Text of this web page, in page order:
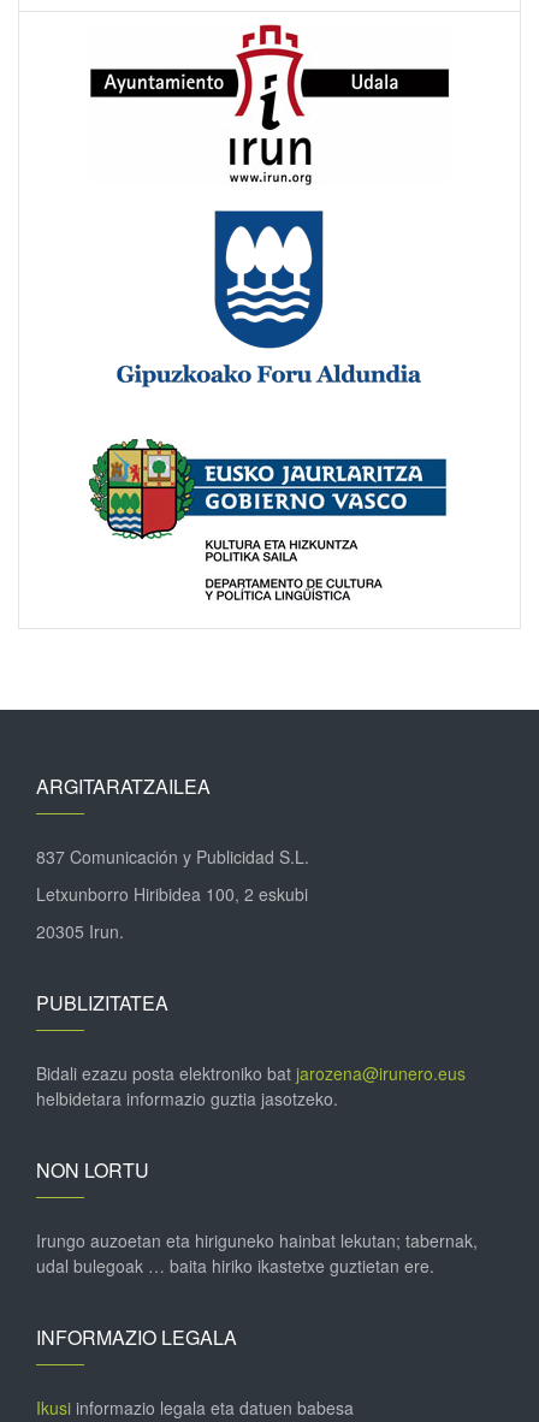
ARGITARATZAILEA
837 Comunicación y Publicidad S.L.
Letxunborro Hiribidea 100, 2 eskubi
20305 Irun.
PUBLIZITATEA
Bidali ezazu posta elektroniko bat jarozena@irunero.eus
helbidetara informazio guztia jasotzeko.
NON LORTU
Irungo auzoetan eta hiriguneko hainbat lekutan; tabernak,
udal bulegoak … baita hiriko ikastetxe guztietan ere.
INFORMAZIO LEGALA
Ikusi informazio legala eta datuen babesa